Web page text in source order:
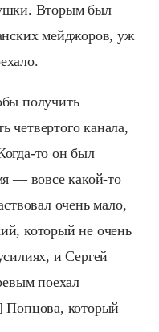
Вторым был
мейджоров, уж
получить
четвертого канала,
то он был
— вовсе какой-то
очень мало,
который не очень
и Сергей
поехал
Попцова, который